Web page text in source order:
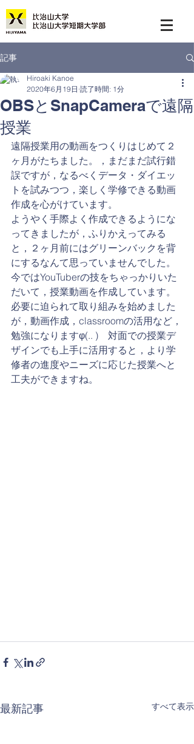
記事
OBSとSnapCameraで遠隔
授業
Hiroaki Kanoe
2020年6月19日 読了時間: 1分
遠隔授業用の動画をつくりはじめて２
ヶ月がたちました。，まだまだ試行錯
誤ですが，なるべくデータ・ダイエッ
トを試みつつ，楽しく学修できる動画
作成を心がけています。
ようやく手際よく作成できるようにな
ってきましたが，ふりかえってみる
と，２ヶ月前にはグリーンバックを背
にするなんて思っていませんでした。
今ではYouTuberの技をちゃっかりいた
だいて，授業動画を作成しています。
必要に迫られて取り組みを始めました
が，動画作成，classroomの活用など，
勉強になりますφ(.. ) 対面での授業デ
ザインでも上手に活用すると，より学
修者の進度やニーズに応じた授業へと
工夫ができますね。
最新記事 すべて表示